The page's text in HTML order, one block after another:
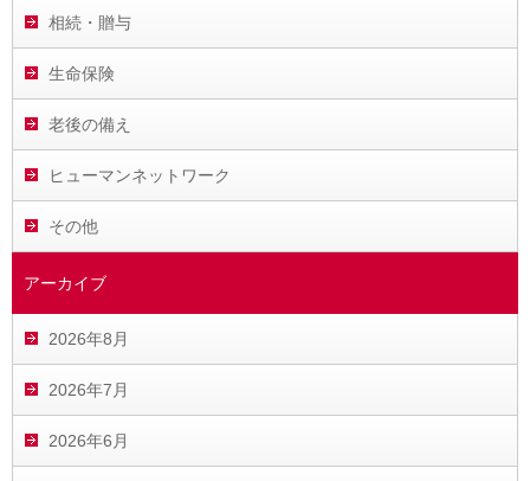
相続・贈与
生命保険
老後の備え
ヒューマンネットワーク
その他
アーカイブ
2026年8月
2026年7月
2026年6月